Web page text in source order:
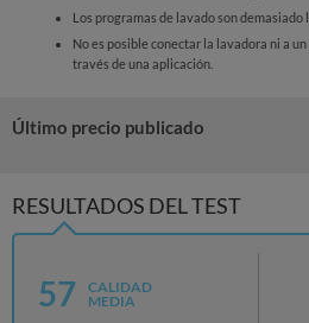
Los programas de lavado son demasiado
No es posible conectar la lavadora ni a
través de una aplicación.
Último precio publicado
RESULTADOS DEL TEST
57
CALIDAD
MEDIA